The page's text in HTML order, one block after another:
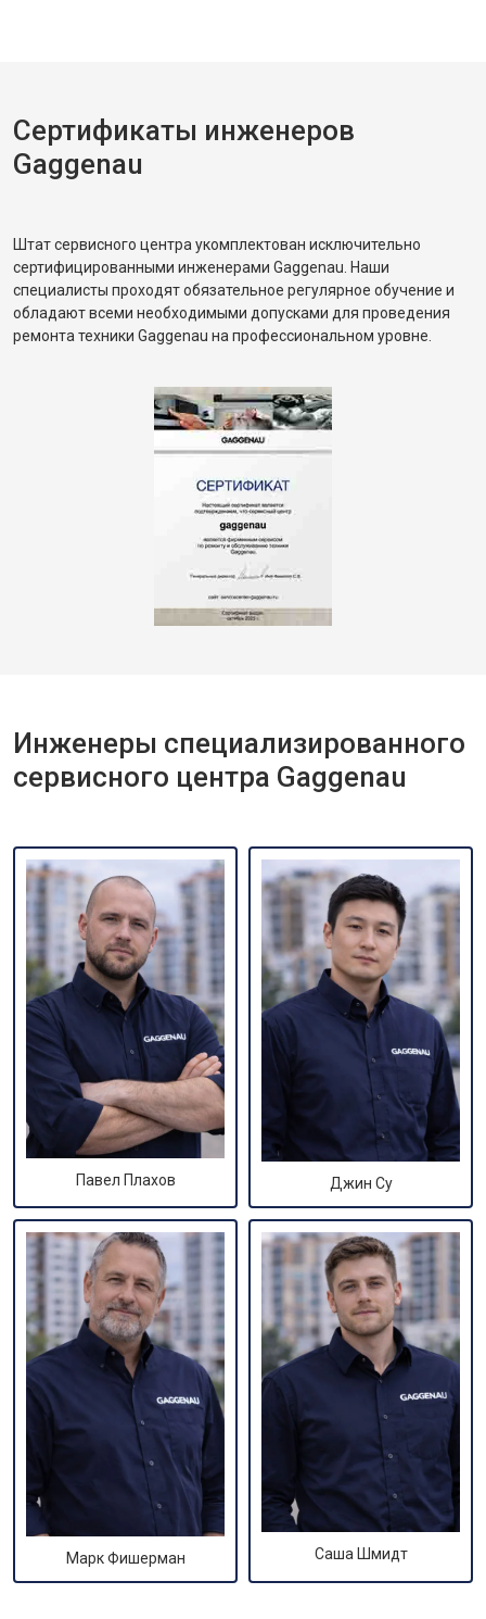
Сертификаты инженеров
Gaggenau
Штат сервисного центра укомплектован исключительно
сертифицированными инженерами Gaggenau. Наши
специалисты проходят обязательное регулярное обучение и
обладают всеми необходимыми допусками для проведения
ремонта техники Gaggenau на профессиональном уровне.
Инженеры специализированного
сервисного центра Gaggenau
Павел Плахов Джин Су
Марк Фишерман Саша Шмидт